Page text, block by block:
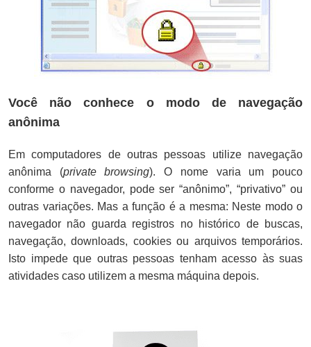
Você não conhece o modo de navegação
anônima
Em computadores de outras pessoas utilize navegação
anônima (private browsing). O nome varia um pouco
conforme o navegador, pode ser “anônimo”, “privativo” ou
outras variações. Mas a função é a mesma: Neste modo o
navegador não guarda registros no histórico de buscas,
navegação, downloads, cookies ou arquivos temporários.
Isto impede que outras pessoas tenham acesso às suas
atividades caso utilizem a mesma máquina depois.